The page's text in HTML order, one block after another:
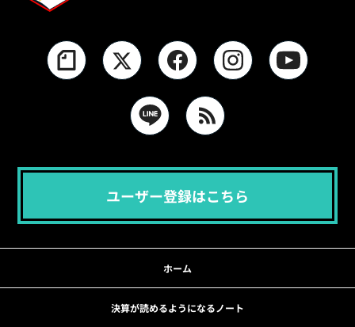
ユーザー登録はこちら
ホーム
決算が読めるようになるノート